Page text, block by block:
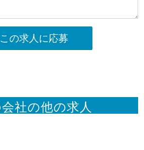
この求人に応募
社の他の求人